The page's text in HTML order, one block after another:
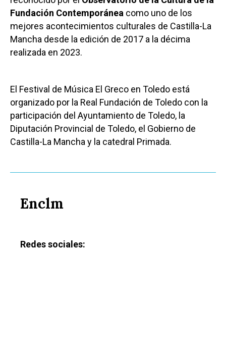
Fundación Contemporánea como uno de los
mejores acontecimientos culturales de Castilla-La
Mancha desde la edición de 2017 a la décima
realizada en 2023.
El Festival de Música El Greco en Toledo está
organizado por la Real Fundación de Toledo con la
participación del Ayuntamiento de Toledo, la
Diputación Provincial de Toledo, el Gobierno de
Castilla-La Mancha y la catedral Primada.
Enclm
Redes sociales: